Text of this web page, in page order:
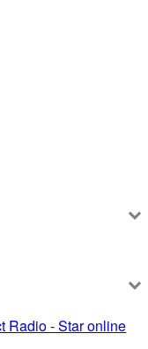
Radio - Star online